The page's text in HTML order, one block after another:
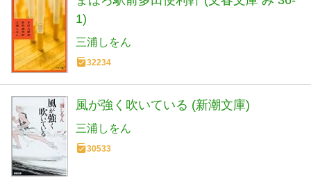
1)
三浦しをん
32234
風が強く吹いている (新潮文庫)
三浦しをん
30533